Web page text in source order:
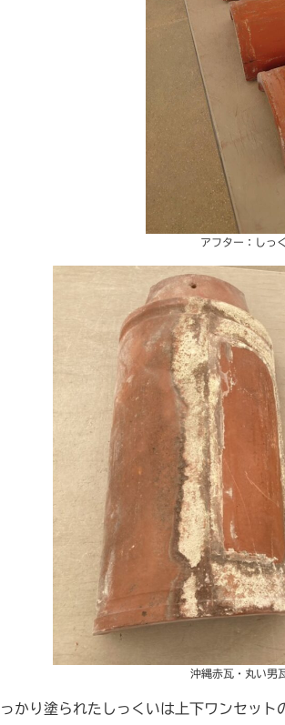
アフター：しっ
沖縄赤瓦・丸い男
っかり塗られたしっくいは上下ワンセッ